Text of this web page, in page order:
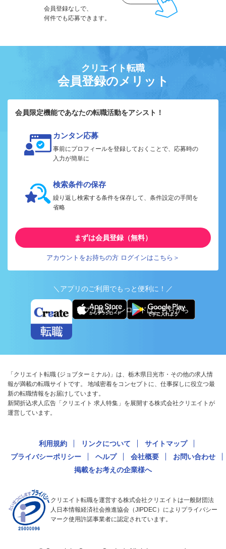
会員登録なしで、
何件でも応募できます。
クリエイト転職
会員登録のメリット
会員限定機能であなたの転職活動をアシスト！
カンタン応募
事前にプロフィールを登録しておくことで、応募時の
入力が簡単に
検索条件の保存
繰り返し検索する条件を保存して、条件設定の手間を
省略
まずは会員登録（無料）
アカウントをお持ちの方 ログインはこちら＞
＼アプリのご利用でもっと便利に！／
アプリ版ダウンロードはこちらから
「クリエイト転職 (ジョブターミナル)」は、栃木県日光市・その他の求人情
報が満載の転職サイトです。 地域密着をコンセプトに、仕事探しに役立つ最
新の転職情報をお届けしています。
新聞折込求人広告「クリエイト 求人特集」を展開する株式会社クリエイトが
運営しています。
利用規約 リンクについて
サイトマップ
プライバシーポリシー
ヘルプ 会社概要
お問い合わせ
掲載をお考えの企業様へ
クリエイト転職を運営する株式会社クリエイトは一般財団法
人日本情報経済社会推進協会（JIPDEC）によりプライバシー
マーク使用許諾事業者に認定されています。